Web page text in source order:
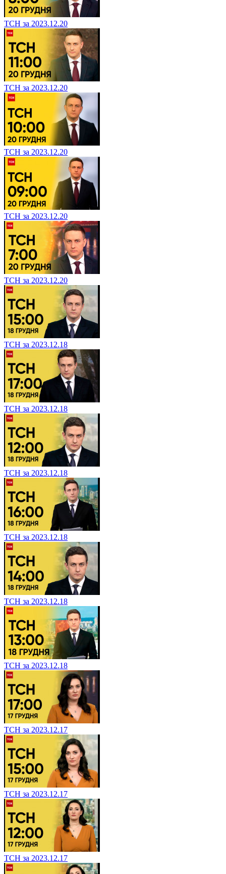
ТСН за 2023.12.20
ТСН за 2023.12.20
ТСН за 2023.12.20
ТСН за 2023.12.20
ТСН за 2023.12.20
ТСН за 2023.12.18
ТСН за 2023.12.18
ТСН за 2023.12.18
ТСН за 2023.12.18
ТСН за 2023.12.18
ТСН за 2023.12.18
ТСН за 2023.12.17
ТСН за 2023.12.17
ТСН за 2023.12.17